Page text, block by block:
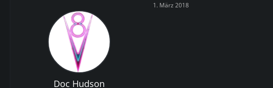
Doc Hudson
1. März 2018